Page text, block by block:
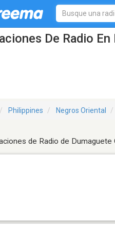
De Radio
Philippines Negros Oriental
de Radio de Dumaguete